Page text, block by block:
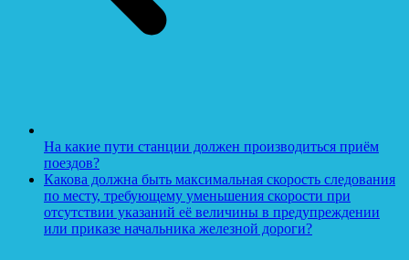
На какие пути станции должен производиться приём
поездов?
Какова должна быть максимальная скорость следования
по месту, требующему уменьшения скорости при
отсутствии указаний её величины в предупреждении
или приказе начальника железной дороги?